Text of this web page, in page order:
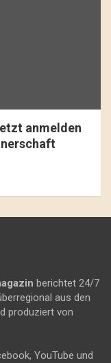
anmelden
berichtet 24/7
aus den
produziert von
YouTube und